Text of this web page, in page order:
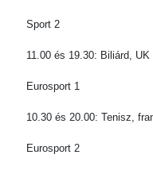
Sport 2
11.00 és 19.30: Biliárd,
Eurosport 1
10.30 és 20.00: Tenisz,
Eurosport 2